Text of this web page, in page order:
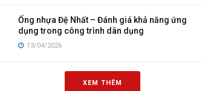
Ống nhựa Đệ Nhất – Đánh giá khả năng ứng
dụng trong công trình dân dụng
13/04/2026
XEM THÊM